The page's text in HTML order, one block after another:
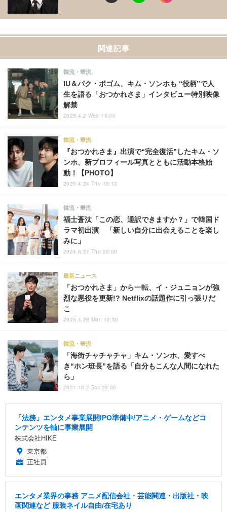
関連記事
IU＆パク・ボゴム、キム・ソンホも “役柄”で人
生を語る「おつかれさま」インタビュー特別映像
解禁
韓流・華流
2025.4.2 Wed 18:00
『おつかれさま』出演で“完全復活”したキム・ソ
ンホ、新プロフィール写真とともに活動本格始
動！【PHOTO】
韓流・華流
2025.4.24 Thu 18:13
福士蒼汰「この恋、通訳できますか？」で韓国ド
ラマ初出演 「新しい自分に出会えることを楽し
みに」
韓流・華流
2024.6.27 Thu 20:00
「おつかれさま」から一転、イ・ジュニョンが強
烈な悪役を更新!? Netflixの話題作に引っ張りだ
こ
最新ニュース
2025.4.28 Mon 12:30
「海街チャチャチャ」キム・ソンホ、愛すべ
き“ホン班長”を語る「自分もこんな人間になれた
ら」
韓流・華流
2021.10.2 Sat 23:00
「法務」エンタメ事業展開IPO準備中/アニメ・ゲームなどコ
ンテンツを軸に事業展開
株式会社HIKE
東京都
正社員
エンタメ業界の事務 アニメ配信会社・芸能関連・出版社・映
画関連など 服装ネイル自由/在宅あり